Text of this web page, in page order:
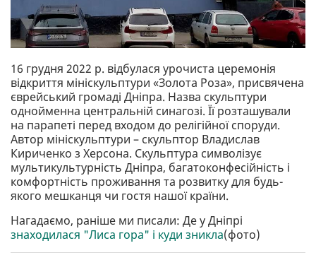
16 грудня 2022 р. відбулася урочиста церемонія
відкриття мініскульптури «Золота Роза», присвячена
єврейський громаді Дніпра. Назва скульптури
однойменна центральній синагозі. Її розташували
на парапеті перед входом до релігійної споруди.
Автор мініскульптури – скульптор Владислав
Кириченко з Херсона. Скульптура символізує
мультикультурність Дніпра, багатоконфесійність і
комфортність проживання та розвитку для будь-
якого мешканця чи гостя нашої країни.
Нагадаємо, раніше ми писали: Де у Дніпрі
знаходилася "Лиса гора" і куди зникла(фото)